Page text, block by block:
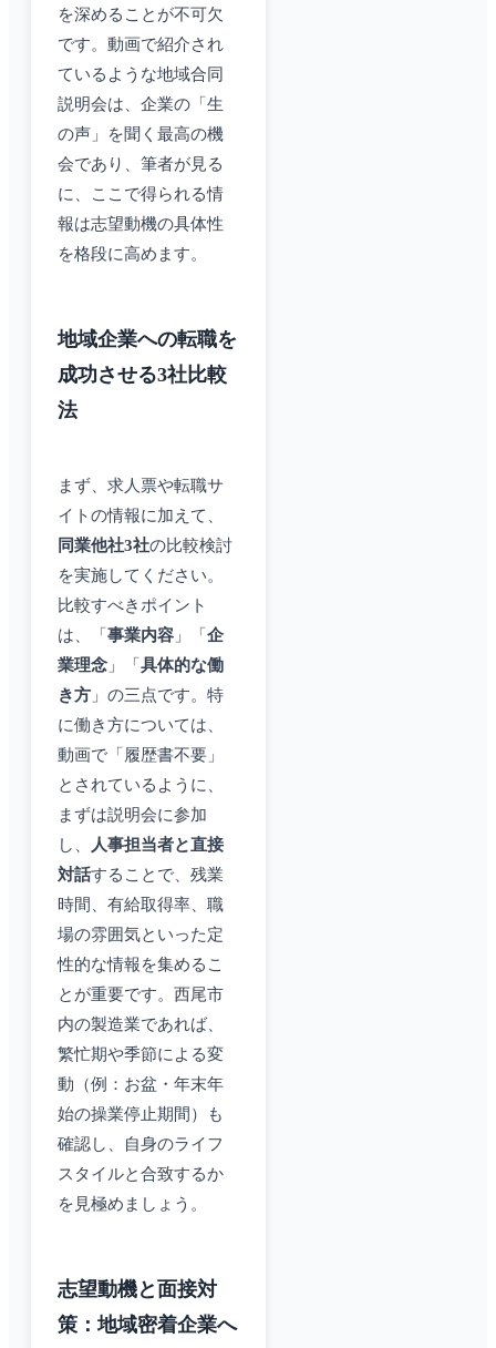
を深めることが不可欠
です。動画で紹介され
ているような地域合同
説明会は、企業の「生
の声」を聞く最高の機
会であり、筆者が見る
に、ここで得られる情
報は志望動機の具体性
を格段に高めます。
地域企業への転職を
成功させる3社比較
法
まず、求人票や転職サ
イトの情報に加えて、
同業他社3社の比較検討
を実施してください。
比較すべきポイント
は、「 事業内容 」「 企
業理念 」「 具体的な働
き方 」の三点です。特
に働き方については、
動画で「履歴書不要」
とされているように、
まずは説明会に参加
し、
人事担当者と直接
対話することで、残業
時間、有給取得率、職
場の雰囲気といった定
性的な情報を集めるこ
とが重要です。西尾市
内の製造業であれば、
繁忙期や季節による変
動（例：お盆・年末年
始の操業停止期間）も
確認し、自身のライフ
スタイルと合致するか
を見極めましょう。
志望動機と面接対
策：地域密着企業へ